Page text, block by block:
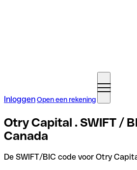
InloggenOpen een rekening
Otry Capital . SWIFT /
Canada
De SWIFT/BIC code voor Otry